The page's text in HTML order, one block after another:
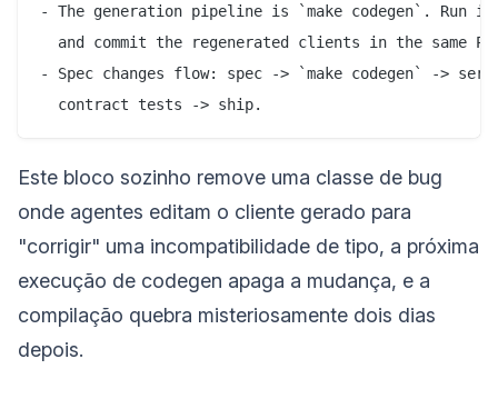
- The generation pipeline is `make codegen`. Run
and commit the regenerated clients in the same
- Spec changes flow: spec -> `make codegen` ->
Este bloco sozinho remove uma classe de bug
onde agentes editam o cliente gerado para
"corrigir" uma incompatibilidade de tipo, a próxima
execução de codegen apaga a mudança, e a
compilação quebra misteriosamente dois dias
depois.